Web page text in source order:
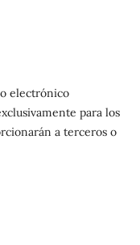
electrónico
para los
a terceros o